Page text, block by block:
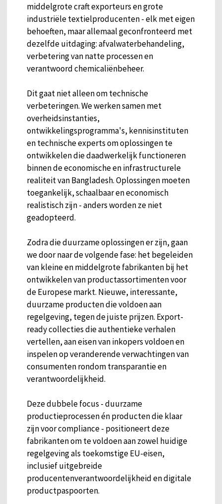
middelgrote craft exporteurs en grote
industriële textielproducenten - elk met eigen
behoeften, maar allemaal geconfronteerd met
dezelfde uitdaging: afvalwaterbehandeling,
verbetering van natte processen en
verantwoord chemicaliënbeheer.
Dit gaat niet alleen om technische
verbeteringen. We werken samen met
overheidsinstanties,
ontwikkelingsprogramma's, kennisinstituten
en technische experts om oplossingen te
ontwikkelen die daadwerkelijk functioneren
binnen de economische en infrastructurele
realiteit van Bangladesh. Oplossingen moeten
toegankelijk, schaalbaar en economisch
realistisch zijn - anders worden ze niet
geadopteerd.
Zodra die duurzame oplossingen er zijn, gaan
we door naar de volgende fase: het begeleiden
van kleine en middelgrote fabrikanten bij het
ontwikkelen van productassortimenten voor
de Europese markt. Nieuwe, interessante,
duurzame producten die voldoen aan
regelgeving, tegen de juiste prijzen. Export-
ready collecties die authentieke verhalen
vertellen, aan eisen van inkopers voldoen en
inspelen op veranderende verwachtingen van
consumenten rondom transparantie en
verantwoordelijkheid.
Deze dubbele focus - duurzame
productieprocessen én producten die klaar
zijn voor compliance - positioneert deze
fabrikanten om te voldoen aan zowel huidige
regelgeving als toekomstige EU-eisen,
inclusief uitgebreide
producentenverantwoordelijkheid en digitale
productpaspoorten.